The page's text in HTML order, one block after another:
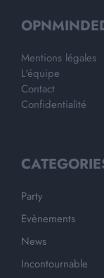
Mentions légales
L'équipe
Contact
Confidentialité
Party
Evènements
News
Incontournable